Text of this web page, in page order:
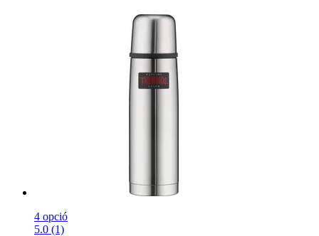
4 opció
5.0 (1)